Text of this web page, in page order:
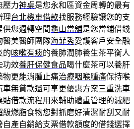
壓力神桌是您永和區資金周轉的最有
理台北機車借款找服務經驗讓您的支
您週轉空間龜山當舖是您當鋪借錢
醫美醫師團隊海菲秀愛護客戶安全融
的咳嗽有痰的養肺潤肺養生茶平衡人
功效養肝保健食品喝什麼茶可以養肝
物更能消腫止痛治療咽喉腫痛保持喉
車無貸款還可享更優惠方案三重洗車
借款流程用來輔助體重管理的減肥
級燃脂食物您對抓磨好清潔耐刮又耐
自產自銷給支票借款額度的借錢選擇